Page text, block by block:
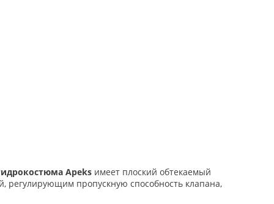
Apeks имеет плоский обтекаемый
регулирующим пропускную способность клапана,